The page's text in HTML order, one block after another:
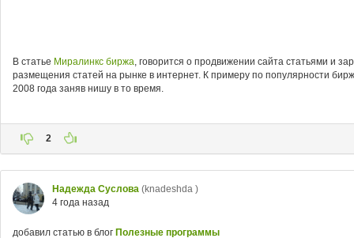
В статье Миралинкс биржа, говорится о продвижении сайта статьями и
размещения статей на рынке в интернет. К примеру по популярности
2008 года заняв нишу в то время.
2
Надежда Суслова (knadeshda )
4 года назад
добавил статью в блог Полезные программы